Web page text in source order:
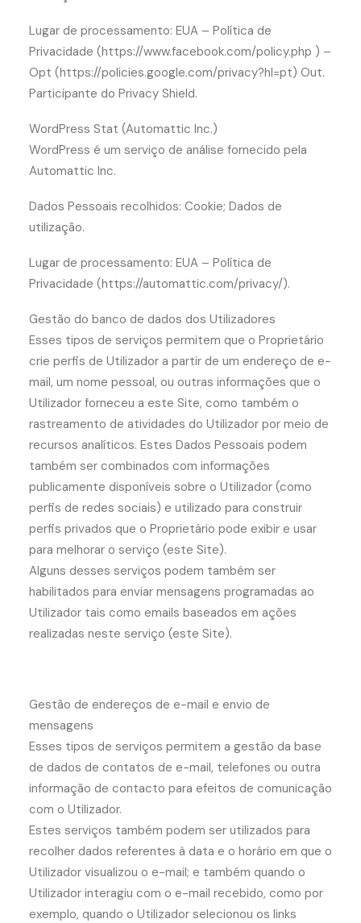
Lugar de processamento: EUA – Política de
Privacidade (https://www.facebook.com/policy.php ) –
Opt (https://policies.google.com/privacy?hl=pt) Out.
Participante do Privacy Shield.
WordPress Stat (Automattic Inc.)
WordPress é um serviço de análise fornecido pela
Automattic Inc.
Dados Pessoais recolhidos: Cookie; Dados de
utilização.
Lugar de processamento: EUA – Política de
Privacidade (https://automattic.com/privacy/).
Gestão do banco de dados dos Utilizadores
Esses tipos de serviços permitem que o Proprietário
crie perfis de Utilizador a partir de um endereço de e-
mail, um nome pessoal, ou outras informações que o
Utilizador forneceu a este Site, como também o
rastreamento de atividades do Utilizador por meio de
recursos analíticos. Estes Dados Pessoais podem
também ser combinados com informações
publicamente disponíveis sobre o Utilizador (como
perfis de redes sociais) e utilizado para construir
perfis privados que o Proprietário pode exibir e usar
para melhorar o serviço (este Site).
Alguns desses serviços podem também ser
habilitados para enviar mensagens programadas ao
Utilizador tais como emails baseados em ações
realizadas neste serviço (este Site).
Gestão de endereços de e-mail e envio de
mensagens
Esses tipos de serviços permitem a gestão da base
de dados de contatos de e-mail, telefones ou outra
informação de contacto para efeitos de comunicação
com o Utilizador.
Estes serviços também podem ser utilizados para
recolher dados referentes à data e o horário em que o
Utilizador visualizou o e-mail; e também quando o
Utilizador interagiu com o e-mail recebido, como por
exemplo, quando o Utilizador selecionou os links